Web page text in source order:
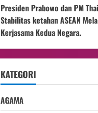
Presiden Prabowo dan PM
Stabilitas ketahan ASEAN
Kerjasama Kedua Negara.
KATEGORI
AGAMA